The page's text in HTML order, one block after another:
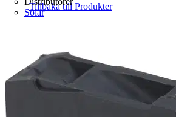
Solar
Tillbaka till Produkter